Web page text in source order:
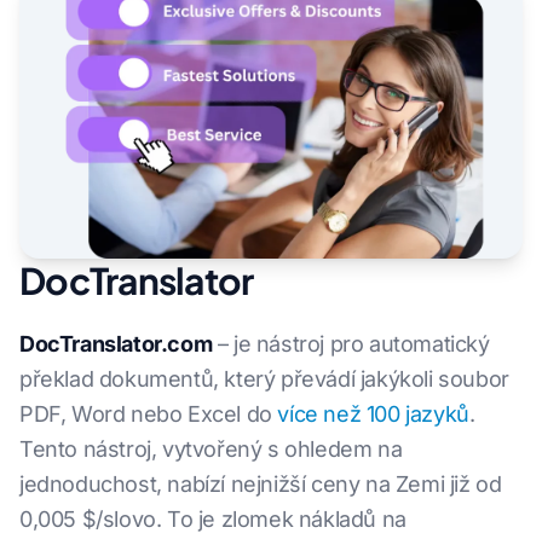
DocTranslator
DocTranslator.com– je nástroj pro automatický
překlad dokumentů, který převádí jakýkoli soubor
PDF, Word nebo Excel dovíce než 100 jazyků.
Tento nástroj, vytvořený s ohledem na
jednoduchost, nabízí nejnižší ceny na Zemi již od
0,005 $/slovo. To je zlomek nákladů na